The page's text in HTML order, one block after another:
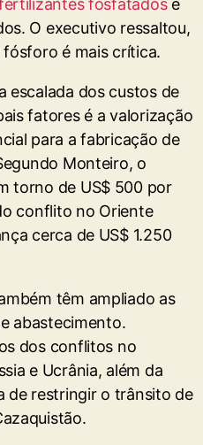
fosfatadose
O executivo ressaltou,
é mais crítica.
escalada dos custos de
fatores é a valorização
para a fabricação de
Monteiro, o
torno de US$ 500 por
conflito no Oriente
cerca de US$ 1.250
têm ampliado as
abastecimento.
dos conflitos no
e Ucrânia, além da
de restringir o trânsito de